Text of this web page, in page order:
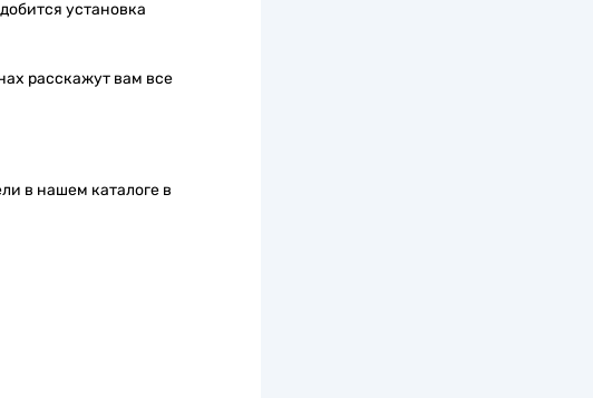
установка
расскажут вам все
в нашем каталоге в